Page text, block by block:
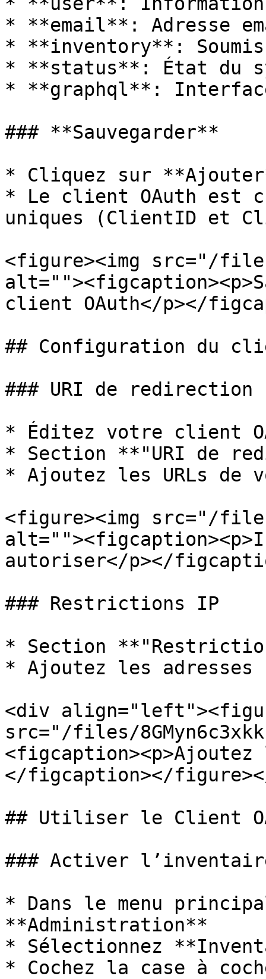
* **email**: Adresse
* **inventory**:
* **status**: État du
* **graphql**: Interface
### **Sauvegarder**
* Cliquez sur
* Le client OAuth est
uniques (ClientID et
<figure><img src="/
client OAuth</p></
## Configuration du
### URI de redirection
* Éditez votre client
* Section **"URI de
* Ajoutez les URLs de
<figure><img src="/files/
autoriser</p></
### Restrictions IP
* Section
* Ajoutez les adresses
<div
src="/files/
</figcaption></
## Utiliser le Client
### Activer
* Dans le menu
**Administration**
* Sélectionnez
* Cochez la case à